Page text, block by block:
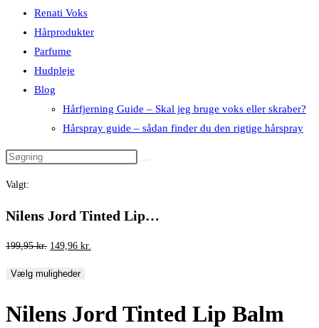
Renati Voks
Hårprodukter
Parfume
Hudpleje
Blog
Hårfjerning Guide – Skal jeg bruge voks eller skraber?
Hårspray guide – sådan finder du den rigtige hårspray
Valgt:
Nilens Jord Tinted Lip…
199,95kr. Den
pris
199,95 kr..
149,96 kr.
149,96 kr..
Vælg muligheder
Nilens Jord Tinted Lip Balm